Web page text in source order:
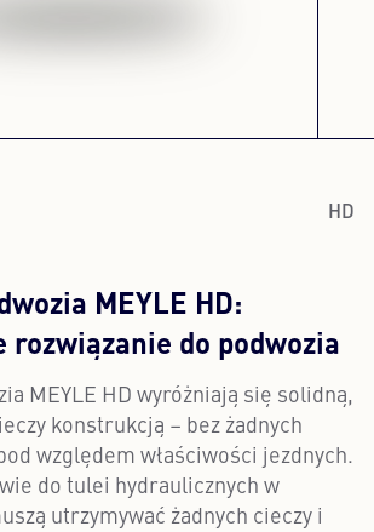
HD
MEYLE HD:
rozwiązanie do podwozia
MEYLE HD wyróżniają się solidną,
konstrukcją – bez żadnych
względem właściwości jezdnych.
do tulei hydraulicznych w
utrzymywać żadnych cieczy i